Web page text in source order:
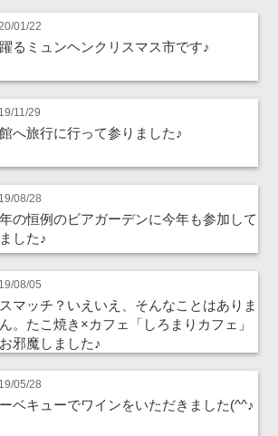
01/22
るミュンヘンクリスマス市です♪
11/29
へ旅行に行って参りました♪
08/28
の恒例のビアガーデンに今年も参加して
した♪
08/05
マッチ？いえいえ、そんなことはありま
。たこ焼き×カフェ「しろまりカフェ」
邪魔しました♪
05/28
ベキューでワインをいただきました(^^♪